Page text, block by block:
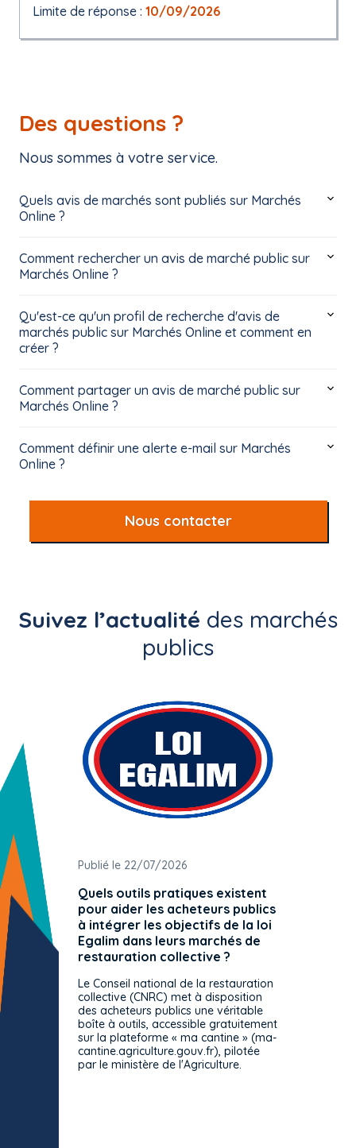
Limite de réponse : 10/09/2026
Des questions ?
Nous sommes à votre service.
Quels avis de marchés sont publiés sur Marchés
Online ?
Comment rechercher un avis de marché public sur
Marchés Online ?
Qu'est-ce qu'un profil de recherche d'avis de
marchés public sur Marchés Online et comment en
créer ?
Comment partager un avis de marché public sur
Marchés Online ?
Comment définir une alerte e-mail sur Marchés
Online ?
Nous contacter
Suivez l’actualité des marchés
publics
Publié le 22/07/2026
Quels outils pratiques existent
pour aider les acheteurs publics
à intégrer les objectifs de la loi
Egalim dans leurs marchés de
restauration collective ?
Le Conseil national de la restauration
collective (CNRC) met à disposition
des acheteurs publics une véritable
boîte à outils, accessible gratuitement
sur la plateforme « ma cantine » (ma-
cantine.agriculture.gouv.fr), pilotée
par le ministère de l'Agriculture.